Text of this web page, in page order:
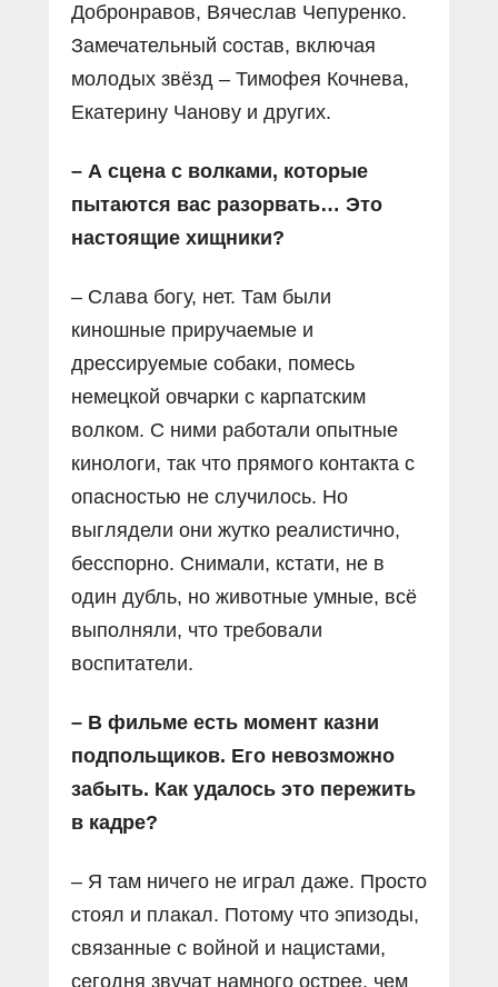
Добронравов, Вячеслав Чепуренко.
Замечательный состав, включая
молодых звёзд – Тимофея Кочнева,
Екатерину Чанову и других.
– А сцена с волками, которые
пытаются вас разорвать… Это
настоящие хищники?
– Слава богу, нет. Там были
киношные приручаемые и
дрессируемые собаки, помесь
немецкой овчарки с карпатским
волком. С ними работали опытные
кинологи, так что прямого контакта с
опасностью не случилось. Но
выглядели они жутко реалистично,
бесспорно. Снимали, кстати, не в
один дубль, но животные умные, всё
выполняли, что требовали
воспитатели.
– В фильме есть момент казни
подпольщиков. Его невозможно
забыть. Как удалось это пережить
в кадре?
– Я там ничего не играл даже. Просто
стоял и плакал. Потому что эпизоды,
связанные с войной и нацистами,
сегодня звучат намного острее, чем